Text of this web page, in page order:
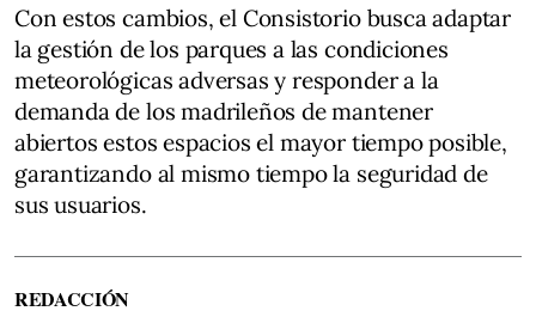
Con estos cambios, el Consistorio busca adaptar
la gestión de los parques a las condiciones
meteorológicas adversas y responder a la
demanda de los madrileños de mantener
abiertos estos espacios el mayor tiempo posible,
garantizando al mismo tiempo la seguridad de
sus usuarios.
REDACCIÓN